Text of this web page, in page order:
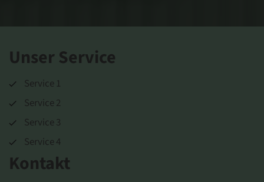
Unser Service
Service 1
Service 2
Service 3
Service 4
Kontakt